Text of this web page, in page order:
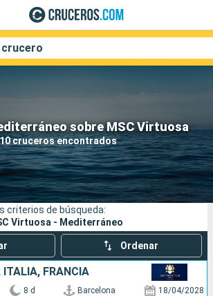
sobre MSC Virtuosa
10 cruceros encontrados
Compañías
Buscar
criterios de búsqueda:
Virtuosa - Mediterráneo
Ordenar
FRANCIA
8 d Barcelona 18/04/2028